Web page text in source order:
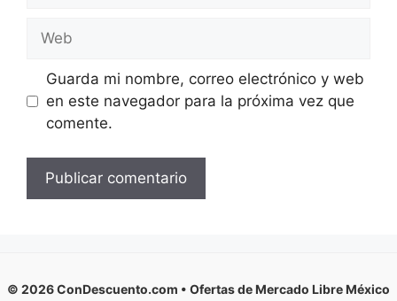
Web
Guarda mi nombre, correo electrónico y web
en este navegador para la próxima vez que
comente.